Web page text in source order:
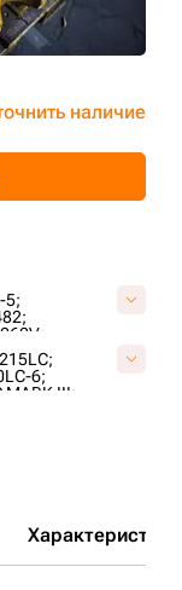
5;
6;
MARK III;
наличие
Характеристики